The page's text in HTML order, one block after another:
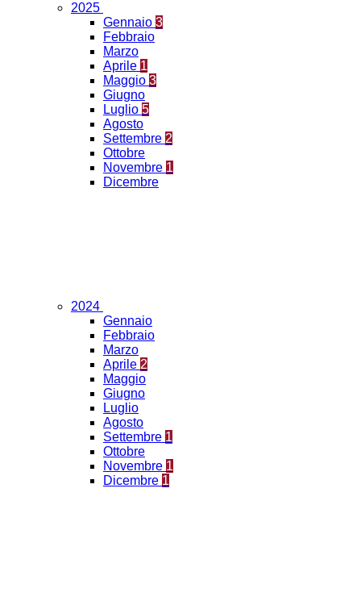
2025
Gennaio 3
Febbraio
Marzo
Aprile 1
Maggio 3
Giugno
Luglio 5
Agosto
Settembre 2
Ottobre
Novembre 1
Dicembre
2024
Gennaio
Febbraio
Marzo
Aprile 2
Maggio
Giugno
Luglio
Agosto
Settembre 1
Ottobre
Novembre 1
Dicembre 1